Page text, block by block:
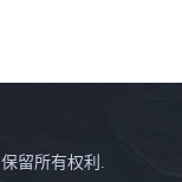
保留所有权利.